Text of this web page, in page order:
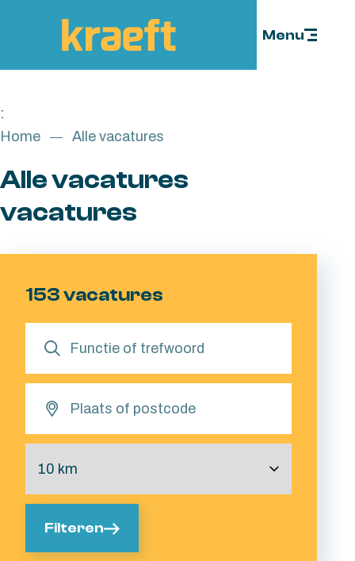
Menu
:
Home
Alle vacatures
Alle vacatures
vacatures
153 vacatures
Filteren